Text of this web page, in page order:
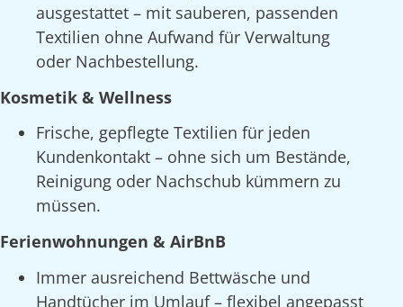
ausgestattet – mit sauberen, passenden
Textilien ohne Aufwand für Verwaltung
oder Nachbestellung.
Kosmetik & Wellness
Frische, gepflegte Textilien für jeden
Kundenkontakt – ohne sich um Bestände,
Reinigung oder Nachschub kümmern zu
müssen.
Ferienwohnungen & AirBnB
Immer ausreichend Bettwäsche und
Handtücher im Umlauf – flexibel angepasst